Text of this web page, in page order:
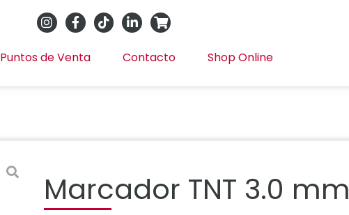
Puntos de Venta Contacto Shop Online
Marcador TNT 3.0 mm